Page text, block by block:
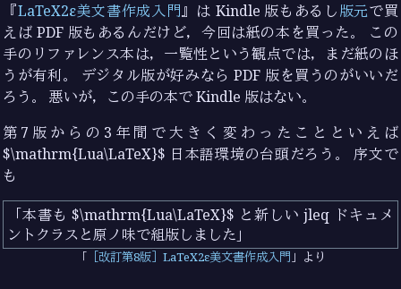
『LaTeX2ε美文書作成入門』は Kindle 版もあるし版元で買
えば PDF 版もあるんだけど，今回は紙の本を買った。 この
手のリファレンス本は，一覧性という観点では，まだ紙のほ
うが有利。 デジタル版が好みなら PDF 版を買うのがいいだ
ろう。 悪いが，この手の本で Kindle 版はない。
第7版からの3年間で大きく変わったことといえば
$\mathrm{Lua\LaTeX}$ 日本語環境の台頭だろう。 序文で
も
本書も $\mathrm{Lua\LaTeX}$ と新しい jleq ドキュメ
ントクラスと原ノ味で組版しました
［改訂第8版］LaTeX2ε美文書作成入門 より